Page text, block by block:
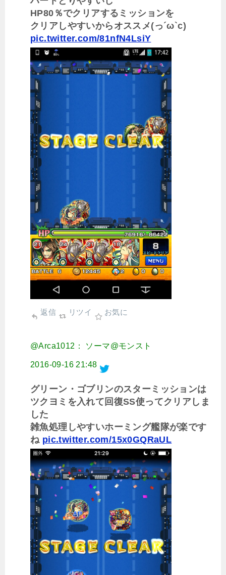
HP80％でクリアするミッションを
クリアしやすいからオススメ(っ´ω`c)
pic.twitter.com/81nfN4LsiY
返信 リツイ お気に
@Arca1012： ソーマ@モンスト
2016-09-16 21:48
グリーン・ゴブリンのスターミッションは
ツクヨミを入れて回復SS使ってクリアしま
した
雑魚処理しやすいホーミング艦隊が楽です
ね pic.twitter.com/15x0GQRaUL